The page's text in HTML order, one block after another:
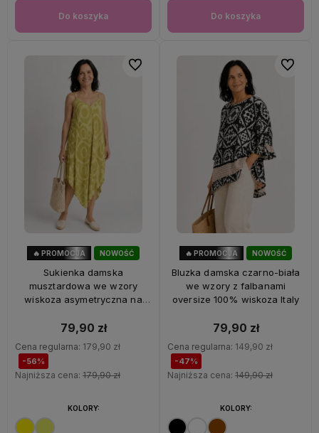
Do koszyka Do koszyka
NOWOŚĆ
🔥 PROMOCJA
Sukienka damska
musztardowa we wzory
wiskoza asymetryczna na
79,90 zł
Cena regularna: 179,90 zł
-56%
Najniższa cena: 179,90 zł
KOLORY:
Do ulubionych
NOWOŚĆ
🔥 PROMOCJA
Bluzka damska czarno-biała
we wzory z falbanami
oversize 100% wiskoza Italy
79,90 zł
Cena regularna: 149,90 zł
-47%
Najniższa cena: 149,90 zł
KOLORY:
Do